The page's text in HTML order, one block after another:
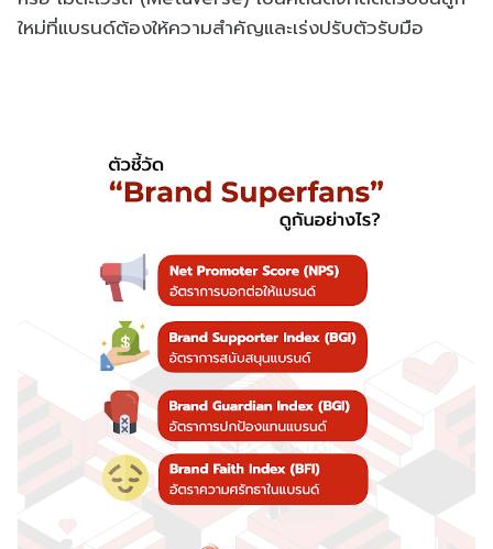
ใหม่ที่แบรนด์ต้องให้ความสำคัญและเร่งปรับตัวรับมือ